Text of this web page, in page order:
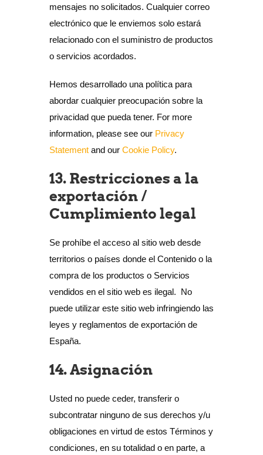
mensajes no solicitados. Cualquier correo
electrónico que le enviemos solo estará
relacionado con el suministro de productos
o servicios acordados.
Hemos desarrollado una política para
abordar cualquier preocupación sobre la
privacidad que pueda tener. For more
information, please see our Privacy
Statement and our Cookie Policy.
13. Restricciones a la
exportación /
Cumplimiento legal
Se prohíbe el acceso al sitio web desde
territorios o países donde el Contenido o la
compra de los productos o Servicios
vendidos en el sitio web es ilegal. No
puede utilizar este sitio web infringiendo las
leyes y reglamentos de exportación de
España.
14. Asignación
Usted no puede ceder, transferir o
subcontratar ninguno de sus derechos y/u
obligaciones en virtud de estos Términos y
condiciones, en su totalidad o en parte, a